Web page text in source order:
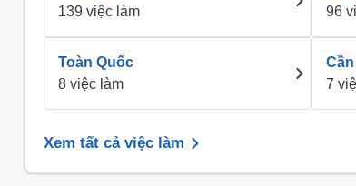
139 việc làm
96
Toàn Quốc
8 việc làm
7
Xem tất cả việc làm